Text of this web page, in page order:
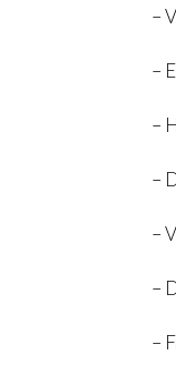
–
–
–
–
–
–
–